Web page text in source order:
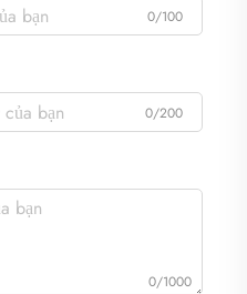
0/100
0/200
0/1000